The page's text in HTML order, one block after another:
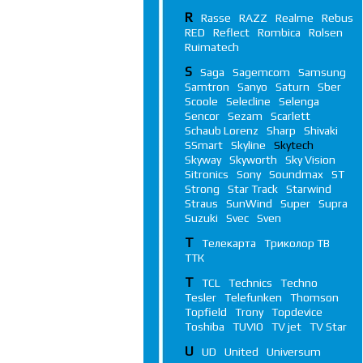
R
Rasse RAZZ Realme
Rebus
RED
Reflect Rombica
Rolsen
Ruimatech
S Saga Sagemcom
Samsung
Samtron
Sanyo Saturn
Sber
Scoole
Selecline
Selenga
Sencor
Sezam
Scarlett
Schaub Lorenz
Sharp
Shivaki
SSmart
Skyline
Skytech
Skyway
Skyworth
Sky Vision
Sitronics
Sony Soundmax
ST
Strong
Star Track
Starwind
Straus
SunWind Super
Supra
Suzuki
Svec Sven
Т Телекарта
Триколор ТВ
ТТК
T TCL Technics
Techno
Tesler
Telefunken
Thomson
Topfield
Trony
Topdevice
Toshiba
TUVIO TV jet TV Star
U UD United Universum